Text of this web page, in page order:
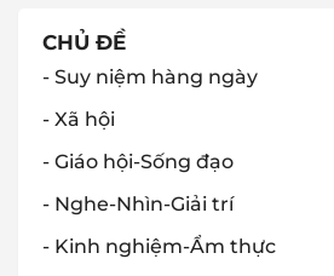
CHỦ ĐỀ
- Suy niệm hàng ngày
- Xã hội
- Giáo hội-Sống đạo
- Nghe-Nhìn-Giải trí
- Kinh nghiệm-Ẩm thực